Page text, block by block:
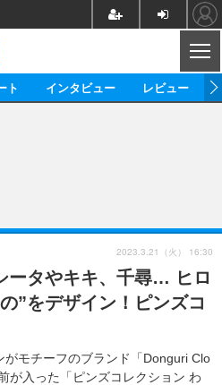
グッズ
海外
ビジネス
アーティスト
実写
座談会
ABEMA Cafe
ト インタビュー レビュー
ータやキキ、千尋… ヒロ
”をデザイン！ピンズコ
がモチーフのブランド「Donguri Clo
が入った「ピンズコレクション わ
2023.3.21（火） 16:30